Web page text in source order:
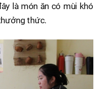
là món ăn có mùi khó
thức.